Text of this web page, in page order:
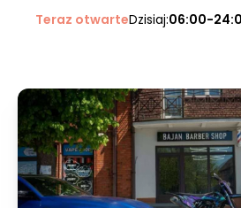
Teraz otwarteDzisiaj:06:00-